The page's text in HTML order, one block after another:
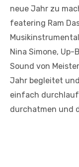
neue Jahr zu
featering Ram
Nina Simone,
Sound von
Jahr begleitet
einfach
durchatmen und